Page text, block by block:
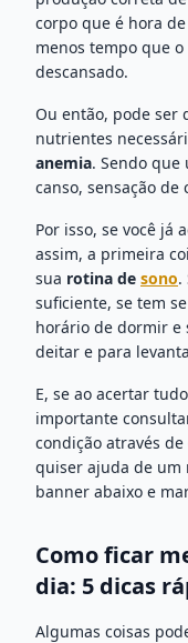
corpo que é hora
menos tempo que
descansado.
Ou então, pode ser
nutrientes
anemia. Sendo que
canso, sensação de
Por isso, se você já
assim, a primeira
sua rotina de sono.
suficiente, se tem
horário de dormir e
deitar e para
E, se ao acertar
importante
condição através de
quiser ajuda de um
banner abaixo e
Como ficar
dia: 5 dicas
Algumas coisas